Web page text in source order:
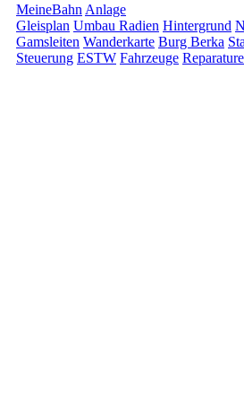
MeineBahn Anlage
Gleisplan Umbau Radien Hintergrund
Gamsleiten Wanderkarte Burg Berka
Steuerung ESTW Fahrzeuge